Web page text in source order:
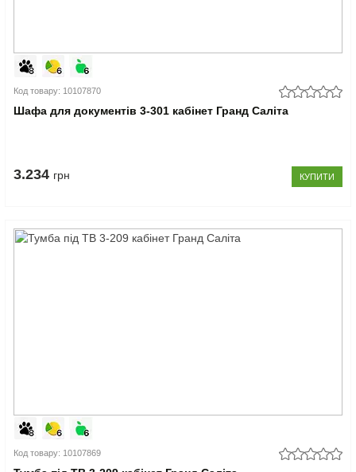
Код товару: 10107870
Шафа для документів 3-301 кабінет Гранд Саліта
3.234 грн КУПИТИ
Код товару: 10107869